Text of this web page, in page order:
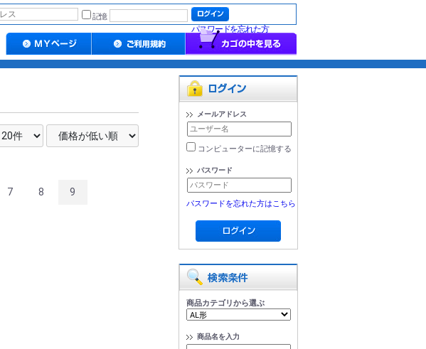
記憶
パスワードを忘れた方
7 8 9
メールアドレス
コンピューターに記憶する
パスワード
パスワードを忘れた方はこちら
商品カテゴリから選ぶ
商品名を入力